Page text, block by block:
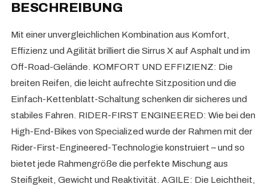
BESCHREIBUNG
Mit einer unvergleichlichen Kombination aus Komfort,
Effizienz und Agilität brilliert die Sirrus X auf Asphalt und im
Off-Road-Gelände. KOMFORT UND EFFIZIENZ: Die
breiten Reifen, die leicht aufrechte Sitzposition und die
Einfach-Kettenblatt-Schaltung schenken dir sicheres und
stabiles Fahren. RIDER-FIRST ENGINEERED: Wie bei den
High-End-Bikes von Specialized wurde der Rahmen mit der
Rider-First-Engineered-Technologie konstruiert – und so
bietet jede Rahmengröße die perfekte Mischung aus
Steifigkeit, Gewicht und Reaktivität. AGILE: Die Leichtheit,